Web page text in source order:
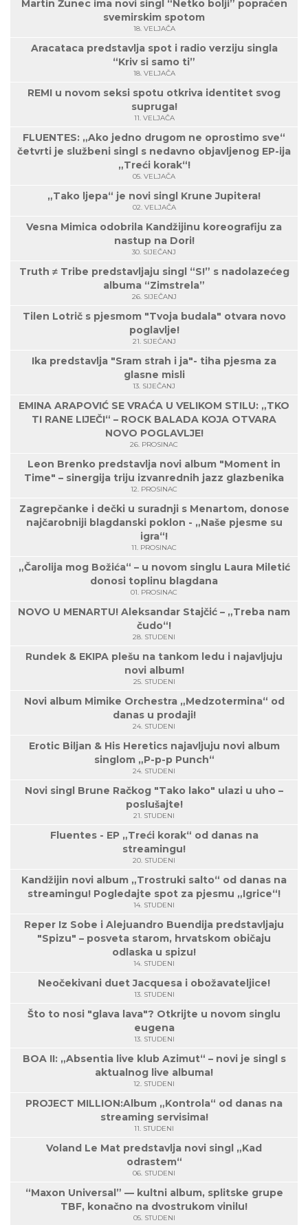
Martin Žunec ima novi singl “Netko bolji” popraćen
svemirskim spotom
18. VELJAČA
Aracataca predstavlja spot i radio verziju singla
“Kriv si samo ti”
18. VELJAČA
REMI u novom seksi spotu otkriva identitet svog
supruga!
11. VELJAČA
FLUENTES: „Ako jedno drugom ne oprostimo sve“
četvrti je službeni singl s nedavno objavljenog EP-ija
„Treći korak“!
05. VELJAČA
„Tako ljepa“ je novi singl Krune Jupitera!
02. VELJAČA
Vesna Mimica odobrila Kandžijinu koreografiju za
nastup na Dori!
30. SIJEČANJ
Truth ≠ Tribe predstavljaju singl “S!” s nadolazećeg
albuma “Zimstrela”
26. SIJEČANJ
Tilen Lotrič s pjesmom "Tvoja budala" otvara novo
poglavlje!
21. SIJEČANJ
Ika predstavlja "Sram strah i ja"- tiha pjesma za
glasne misli
13. SIJEČANJ
EMINA ARAPOVIĆ SE VRAĆA U VELIKOM STILU: „TKO
TI RANE LIJEČI“ – ROCK BALADA KOJA OTVARA
NOVO POGLAVLJE!
26. PROSINAC
Leon Brenko predstavlja novi album "Moment in
Time" – sinergija triju izvanrednih jazz glazbenika
12. PROSINAC
Zagrepčanke i dečki u suradnji s Menartom, donose
najčarobniji blagdanski poklon - „Naše pjesme su
igra“!
11. PROSINAC
„Čarolija mog Božića“ – u novom singlu Laura Miletić
donosi toplinu blagdana
01. PROSINAC
NOVO U MENARTU! Aleksandar Stajčić – „Treba nam
čudo“!
28. STUDENI
Rundek & EKIPA plešu na tankom ledu i najavljuju
novi album!
25. STUDENI
Novi album Mimike Orchestra „Medzotermina“ od
danas u prodaji!
24. STUDENI
Erotic Biljan & His Heretics najavljuju novi album
singlom „P-p-p Punch“
24. STUDENI
Novi singl Brune Račkog "Tako lako" ulazi u uho –
poslušajte!
21. STUDENI
Fluentes - EP „Treći korak“ od danas na
streamingu!
20. STUDENI
Kandžijin novi album „Trostruki salto“ od danas na
streamingu! Pogledajte spot za pjesmu „Igrice“!
14. STUDENI
Reper Iz Sobe i Alejuandro Buendija predstavljaju
"Spizu" – posveta starom, hrvatskom običaju
odlaska u spizu!
14. STUDENI
Neočekivani duet Jacquesa i obožavateljice!
13. STUDENI
Što to nosi "glava lava"? Otkrijte u novom singlu
eugena
13. STUDENI
BOA II: „Absentia live klub Azimut“ – novi je singl s
aktualnog live albuma!
12. STUDENI
PROJECT MILLION:Album „Kontrola“ od danas na
streaming servisima!
11. STUDENI
Voland Le Mat predstavlja novi singl „Kad
odrastem“
06. STUDENI
“Maxon Universal” — kultni album, splitske grupe
TBF, konačno na dvostrukom vinilu!
05. STUDENI